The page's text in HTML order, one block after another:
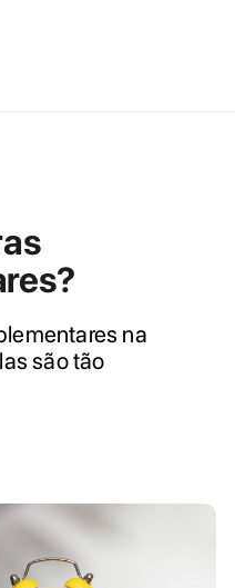
na
são tão